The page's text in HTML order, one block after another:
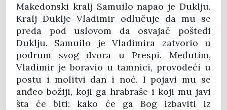
Makedonski kralj Samuilo napao je Duklju.
Kralj Duklje Vladimir odlučuje da mu se
preda pod uslovom da osvajač poštedi
Duklju. Samuilo je Vladimira zatvorio u
podrum svog dvora u Prespi. Međutim,
Vladimir je boravio u tamnici, provodeći u
postu i molitvi dan i noć. I pojavi mu se
anđeo božiji, koji ga hrabraše i koji mu javi
šta će biti: kako će ga Bog izbaviti iz